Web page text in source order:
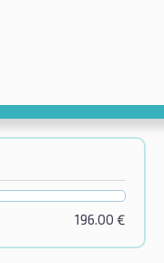
196.00 €